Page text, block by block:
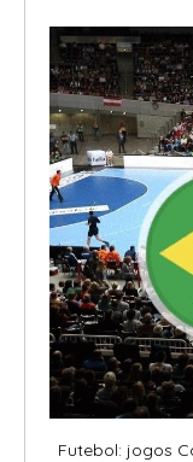
Futebol: jogos